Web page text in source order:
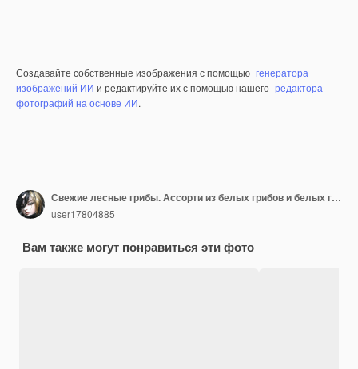
Создавайте собственные изображения с помощью генератора
изображений ИИ и редактируйте их с помощью нашего редактора
фотографий на основе ИИ.
Свежие лесные грибы. Ассорти из белых грибов и белых грибов, листья дуба
user17804885
Вам также могут понравиться эти фото